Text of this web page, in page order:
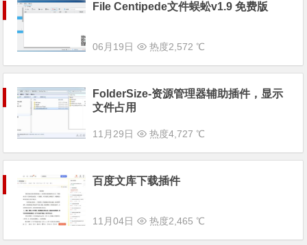
File Centipede文件蜈蚣v1.9 免费版
06月19日 热度2,572 ℃
FolderSize-资源管理器辅助插件，显示
文件占用
11月29日 热度4,727 ℃
百度文库下载插件
11月04日 热度2,465 ℃